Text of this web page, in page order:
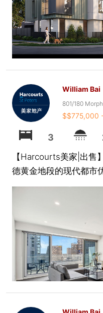
William Bai
801/180
$$775,000
3
【Harcourts美家|出售
德黄金地段的现代都市